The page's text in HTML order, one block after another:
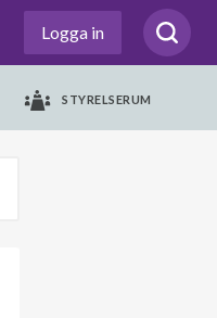
Logga in
STYRELSERUM